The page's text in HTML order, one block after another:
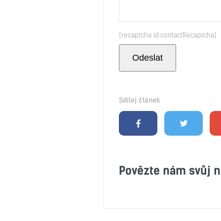
[recaptcha id:contactRecaptcha]
Sdílej článek
Povězte nám svůj